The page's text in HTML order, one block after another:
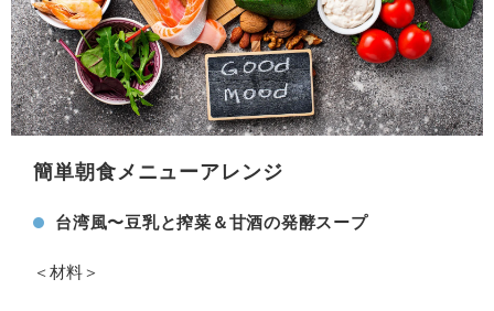
簡単朝食メニューアレンジ
台湾風〜豆乳と搾菜＆甘酒の発酵スープ
＜材料＞